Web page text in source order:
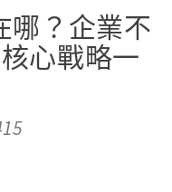
哪？企業不
心戰略一